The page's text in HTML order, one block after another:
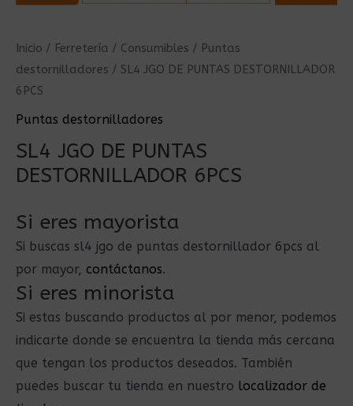
Inicio / Ferretería / Consumibles / Puntas
destornilladores / SL4 JGO DE PUNTAS DESTORNILLADOR
6PCS
Puntas destornilladores
SL4 JGO DE PUNTAS
DESTORNILLADOR 6PCS
Si eres mayorista
Si buscas sl4 jgo de puntas destornillador 6pcs al
por mayor, contáctanos.
Si eres minorista
Si estas buscando productos al por menor, podemos
indicarte donde se encuentra la tienda más cercana
que tengan los productos deseados. También
puedes buscar tu tienda en nuestro localizador de